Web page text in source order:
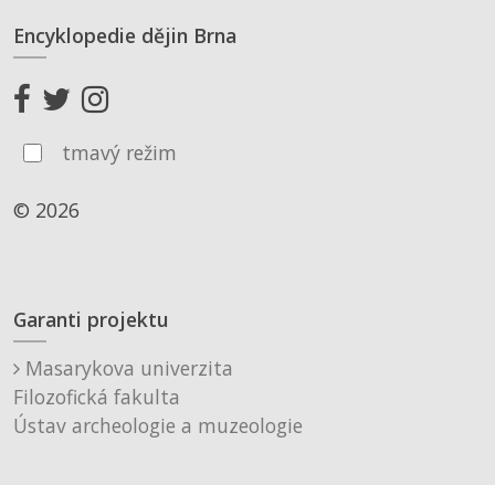
Encyklopedie dějin Brna
tmavý režim
© 2026
Garanti projektu
Masarykova univerzita
Filozofická fakulta
Ústav archeologie a muzeologie